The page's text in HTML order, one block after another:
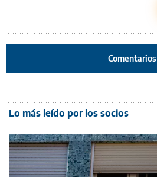
Comentarios
Lo más leído por los socios